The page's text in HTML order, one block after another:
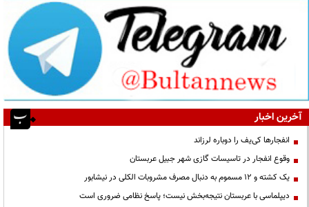
آخرین اخبار
انفجارها کی‌یف را دوباره لرزاند
وقوع انفجار در تاسیسات گازی شهر جبیل عربستان
یک کشته و ۱۲ مسموم به دنبال مصرف مشروبات الکلی در نیشابور
دیپلماسی با عربستان نتیجه‌بخش نیست؛ پاسخ نظامی ضروری است